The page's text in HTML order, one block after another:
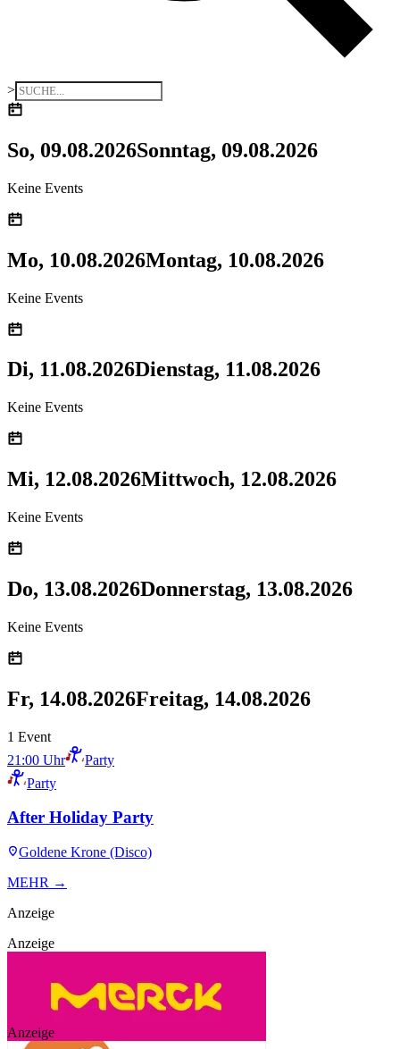
>
So, 09.08.2026Sonntag, 09.08.2026
Keine Events
Mo, 10.08.2026Montag, 10.08.2026
Keine Events
Di, 11.08.2026Dienstag, 11.08.2026
Keine Events
Mi, 12.08.2026Mittwoch, 12.08.2026
Keine Events
Do, 13.08.2026Donnerstag, 13.08.2026
Keine Events
Fr, 14.08.2026Freitag, 14.08.2026
1 Event
21:00 Uhr
Party
Party
After Holiday Party
Goldene Krone (Disco)
MEHR →
Anzeige
Anzeige
Anzeige